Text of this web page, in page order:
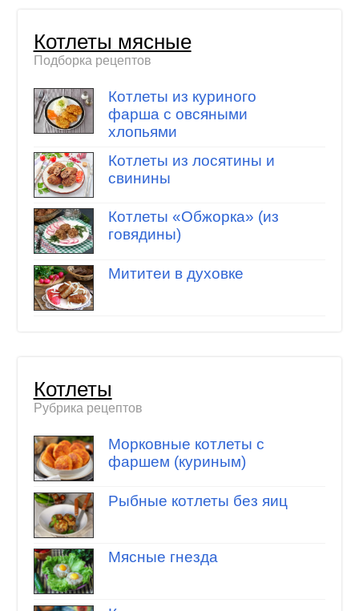
Котлеты мясные
Подборка рецептов
Котлеты из куриного
фарша с овсяными
хлопьями
Котлеты из лосятины и
свинины
Котлеты «Обжорка» (из
говядины)
Мититеи в духовке
Котлеты
Рубрика рецептов
Морковные котлеты с
фаршем (куриным)
Рыбные котлеты без яиц
Мясные гнезда